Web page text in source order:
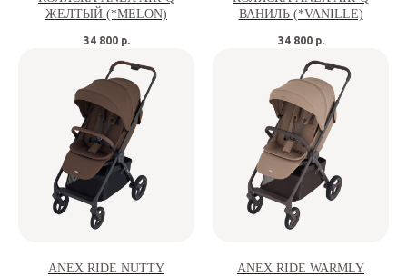
ЖЕЛТЫЙ (*MELON)
34 800 р.
ВАНИЛЬ (*VANILLE)
34 800 р.
ANEX RIDE NUTTY
ANEX RIDE WARMLY